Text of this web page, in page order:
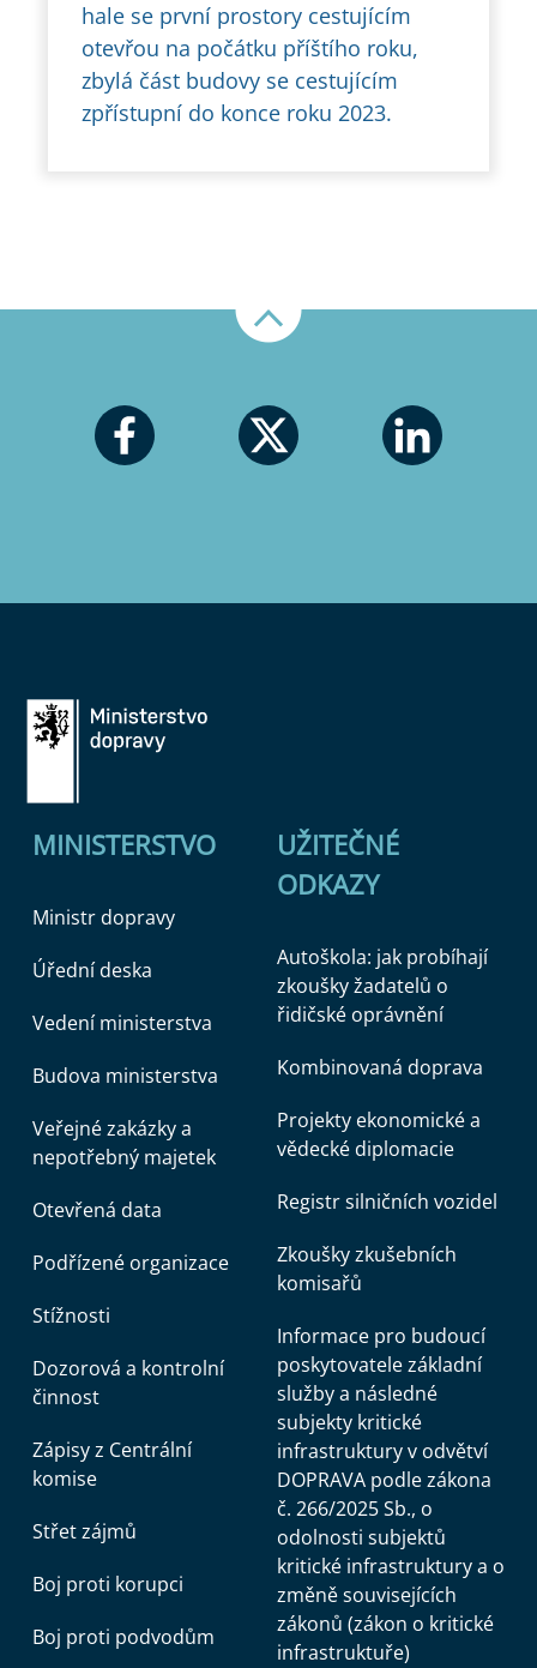
hale se první prostory cestujícím
otevřou na počátku příštího roku,
zbylá část budovy se cestujícím
zpřístupní do konce roku 2023.
MINISTERSTVO
Ministr dopravy
Úřední deska
Vedení ministerstva
Budova ministerstva
Veřejné zakázky a
nepotřebný majetek
Otevřená data
Podřízené organizace
Stížnosti
Dozorová a kontrolní
činnost
Zápisy z Centrální
komise
Střet zájmů
Boj proti korupci
Boj proti podvodům
UŽITEČNÉ
ODKAZY
Autoškola: jak probíhají
zkoušky žadatelů o
řidičské oprávnění
Kombinovaná doprava
Projekty ekonomické a
vědecké diplomacie
Registr silničních vozidel
Zkoušky zkušebních
komisařů
Informace pro budoucí
poskytovatele základní
služby a následné
subjekty kritické
infrastruktury v odvětví
DOPRAVA podle zákona
č. 266/2025 Sb., o
odolnosti subjektů
kritické infrastruktury a o
změně souvisejících
zákonů (zákon o kritické
infrastruktuře)